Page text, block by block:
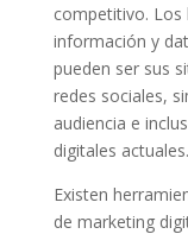
competitivo. Los
información y
pueden ser sus
redes sociales,
audiencia e
digitales actuales.
Existen
de marketing